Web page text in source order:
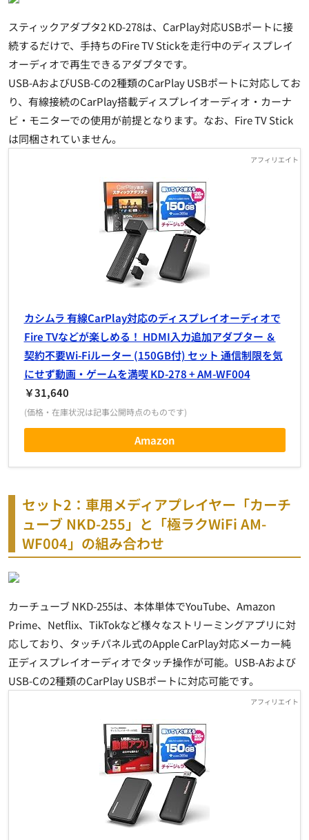
スティックアダプタ2 KD-278は、CarPlay対応USBポートに接
続するだけで、手持ちのFire TV Stickを走行中のディスプレイ
オーディオで再生できるアダプタです。
USB-AおよびUSB-Cの2種類のCarPlay USBポートに対応してお
り、有線接続のCarPlay搭載ディスプレイオーディオ・カーナ
ビ・モニターでの使用が前提となります。なお、Fire TV Stick
は同梱されていません。
カシムラ 有線CarPlay対応のディスプレイオーディオで
Fire TVなどが楽しめる！ HDMI入力追加アダプター ＆
契約不要Wi-Fiルーター (150GB付) セット 通信制限を気
にせず動画・ゲームを満喫 KD-278 + AM-WF004
￥31,640
(価格・在庫状況は記事公開時点のものです)
Amazon
セット2：車用メディアプレイヤー「カーチ
ューブ NKD-255」と「極ラクWiFi AM-
WF004」の組み合わせ
カーチューブ NKD-255は、本体単体でYouTube、Amazon
Prime、Netflix、TikTokなど様々なストリーミングアプリに対
応しており、タッチパネル式のApple CarPlay対応メーカー純
正ディスプレイオーディオでタッチ操作が可能。USB-Aおよび
USB-Cの2種類のCarPlay USBポートに対応可能です。